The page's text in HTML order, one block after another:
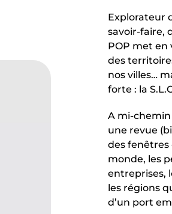
Explorateur
savoir-faire,
POP met en
des
nos villes…
forte : la
A mi-
une revue
des fenêtres
monde, les
entreprises,
les régions
d’un port